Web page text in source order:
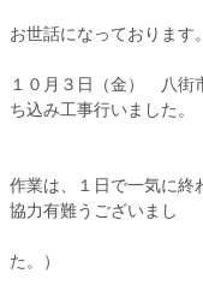
お世話になっております。
１０月３日（金） 八街
ち込み工事行いました。
作業は、１日で一気に終
協力有難うございまし
た。）